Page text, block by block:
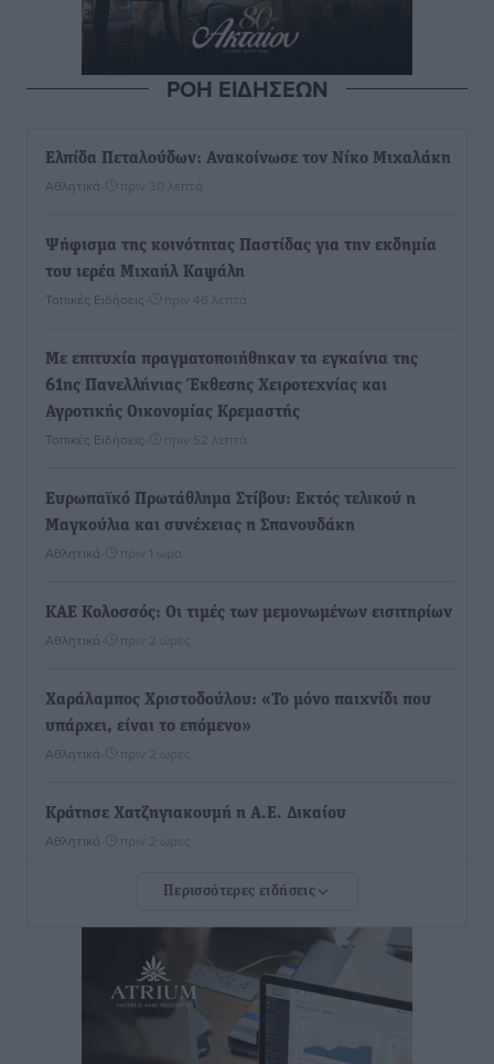
ΡΟΗ ΕΙΔΗΣΕΩΝ
Ελπίδα Πεταλούδων: Ανακοίνωσε τον Νίκο Μιχαλάκη
Αθλητικά πριν 30 λεπτά
Ψήφισμα της κοινότητας Παστίδας για την εκδημία
του ιερέα Μιχαήλ Καψάλη
Τοπικές Ειδήσεις πριν 46 λεπτά
Με επιτυχία πραγματοποιήθηκαν τα εγκαίνια της
61ης Πανελλήνιας Έκθεσης Χειροτεχνίας και
Αγροτικής Οικονομίας Κρεμαστής
Τοπικές Ειδήσεις πριν 52 λεπτά
Ευρωπαϊκό Πρωτάθλημα Στίβου: Εκτός τελικού η
Μαγκούλια και συνέχειας η Σπανουδάκη
Αθλητικά πριν 1 ώρα
ΚΑΕ Κολοσσός: Οι τιμές των μεμονωμένων εισιτηρίων
Αθλητικά πριν 2 ώρες
Χαράλαμπος Χριστοδούλου: «Το μόνο παιχνίδι που
υπάρχει, είναι το επόμενο»
Αθλητικά πριν 2 ώρες
Κράτησε Χατζηγιακουμή η Α.Ε. Δικαίου
Αθλητικά πριν 2 ώρες
Ιπποκράτης: Ανακοίνωσε την Cvetanka Dimova
Αθλητικά• πριν 2 ώρες
Διαγόρας: Ανανέωσαν Φράγκος και Ζάρας, τέλος ο
Περισσότερες ειδήσεις